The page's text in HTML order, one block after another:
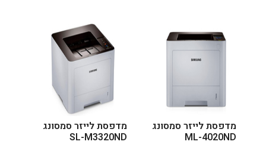
מדפסת לייזר סמסונג
ML-4020ND
מדפסת לייזר סמסונג
SL-M3320ND